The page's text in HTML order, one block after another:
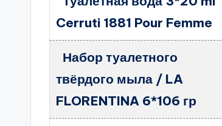
Cerruti 1881 Pour Femme
Набор туалетного
твёрдого мыла / LA
FLORENTINA 6*106 гр